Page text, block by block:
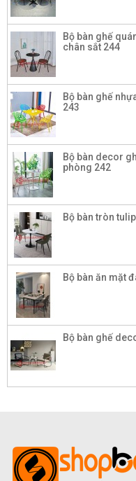
Bộ bàn ghế
chân sắt 244
Bộ bàn ghế
243
Bộ bàn decor
phòng 242
Bộ bàn tròn
Bộ bàn ăn mặt
Bộ bàn ghế